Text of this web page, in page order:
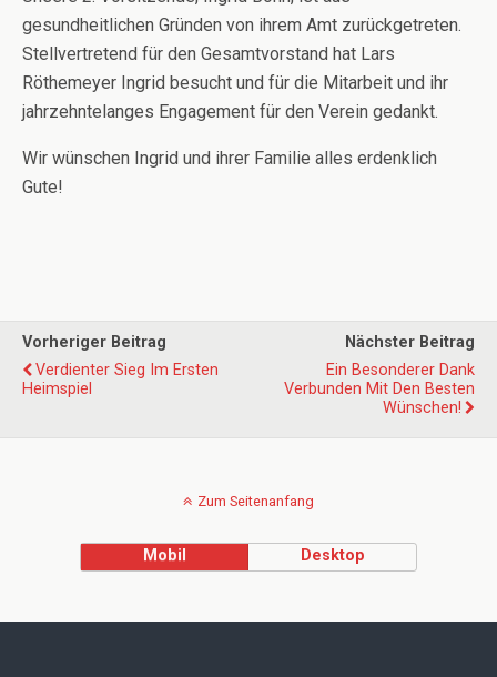
gesundheitlichen Gründen von ihrem Amt zurückgetreten.
Stellvertretend für den Gesamtvorstand hat Lars
Röthemeyer Ingrid besucht und für die Mitarbeit und ihr
jahrzehntelanges Engagement für den Verein gedankt.
Wir wünschen Ingrid und ihrer Familie alles erdenklich
Gute!
Vorheriger Beitrag
Verdienter Sieg Im Ersten
Heimspiel
Nächster Beitrag
Ein Besonderer Dank
Verbunden Mit Den Besten
Wünschen!
Zum Seitenanfang
Mobil Desktop